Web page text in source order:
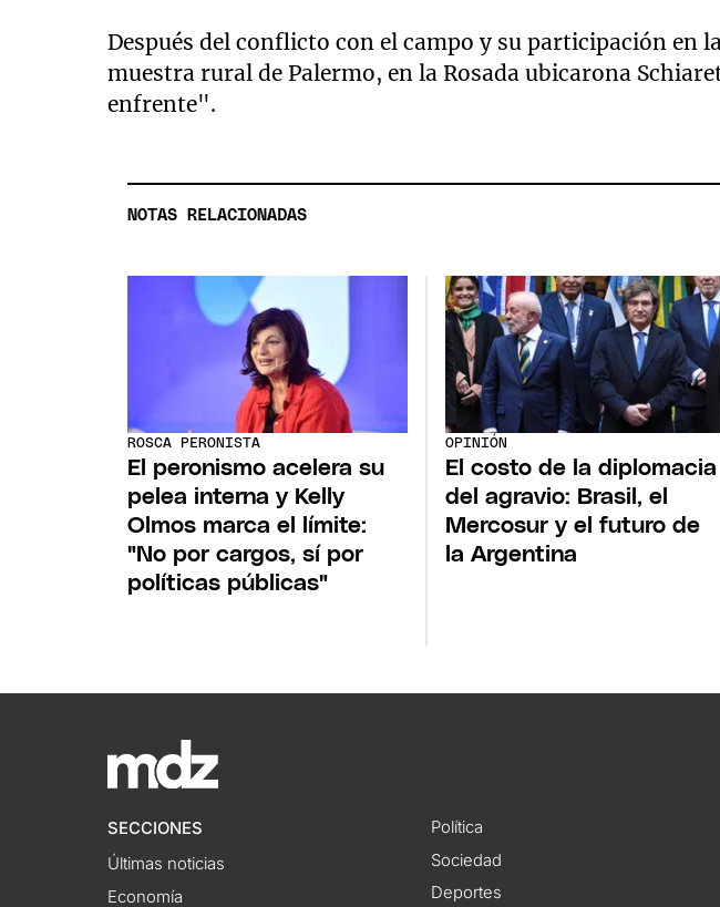
Después del conflicto con el campo y su participación en
muestra rural de Palermo, en la Rosada ubicarona
enfrente".
NOTAS RELACIONADAS
ROSCA PERONISTA
El peronismo acelera su
pelea interna y Kelly
Olmos marca el límite:
"No por cargos, sí por
políticas públicas"
OPINIÓN
El costo de la diplomacia
del agravio: Brasil, el
Mercosur y el futuro de
la Argentina
SECCIONES
Últimas noticias
Economía
Política
Sociedad
Deportes